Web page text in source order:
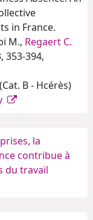
in France.
M., Regaert C.
353-394,
B - Hcérès)
la
contribue à
du travail